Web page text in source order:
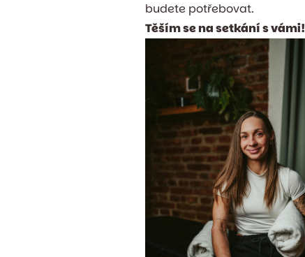
budete potřebovat.
Těším se na setkání s vámi!